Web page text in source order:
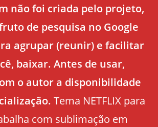
não foi criada pelo projeto,
de pesquisa no Google
agrupar (reunir) e facilitar
baixar. Antes de usar,
o autor a disponibilidade
Tema NETFLIX para
com sublimação em